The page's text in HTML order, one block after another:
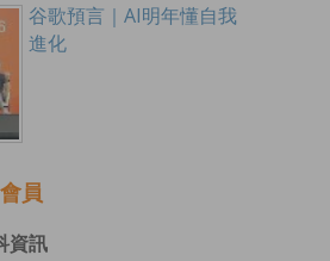
谷歌預言｜AI明年懂自我
進化
員
資訊